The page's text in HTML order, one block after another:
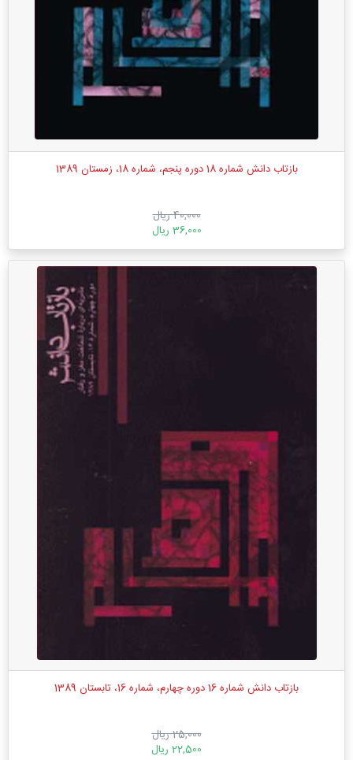
بازتاب دانش شماره 18 دوره پنجم، شماره 18، زمستان 1389
40,000 ریال
36,000 ریال
بازتاب دانش شماره 16 دوره چهارم، شماره 16، تابستان 1389
25,000 ریال
22,500 ریال